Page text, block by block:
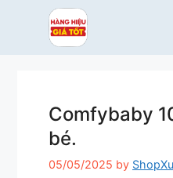
Comfybaby
bé.
05/05/2025 by